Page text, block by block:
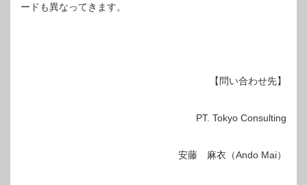
ードも異なってきます。
【問い合わせ先】
PT. Tokyo Consulting
安藤 麻衣（Ando Mai）